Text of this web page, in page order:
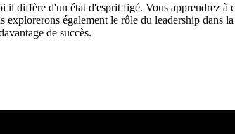
diffère d'un état d'esprit figé. Vous apprendrez
explorerons également le rôle du leadership
de succès.